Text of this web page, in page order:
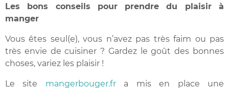
Les bons conseils pour prendre du plaisir à
manger
Vous êtes seul(e), vous n’avez pas très faim ou pas
très envie de cuisiner ? Gardez le goût des bonnes
choses, variez les plaisir !
Le site mangerbouger.fra mis en place une